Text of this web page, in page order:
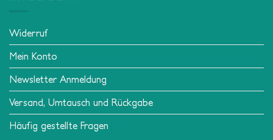
Widerruf
Mein Konto
Newsletter Anmeldung
Versand, Umtausch und Rückgabe
Häufig gestellte Fragen